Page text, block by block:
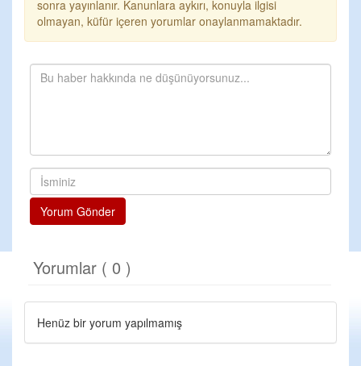
sonra yayınlanır. Kanunlara aykırı, konuyla ilgisi
olmayan, küfür içeren yorumlar onaylanmamaktadır.
Yorum Gönder
Yorumlar ( 0 )
Henüz bir yorum yapılmamış